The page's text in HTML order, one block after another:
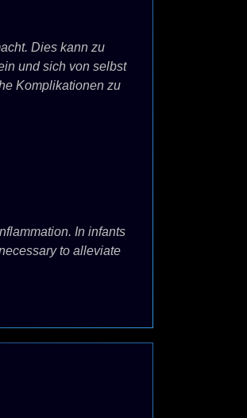
Dies kann zu
und sich von selbst
Komplikationen zu
In infants
to alleviate